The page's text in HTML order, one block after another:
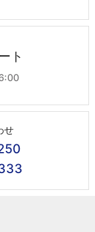
ト
せ